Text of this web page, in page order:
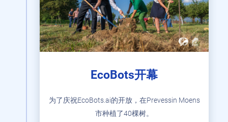
EcoBots开幕
为了庆祝EcoBots.ai的开放，在Prevessin Moens
市种植了40棵树。